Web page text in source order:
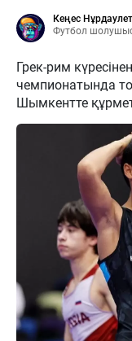
Кеңес Нұрдаулет
Футбол
Грек-рим
чемпионатында
Шымкентте құрмет